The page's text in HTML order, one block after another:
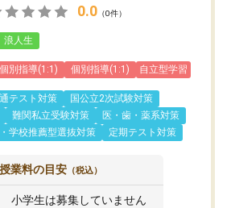
0.0 （0件）
浪人生
別指導(1:1) 個別指導(1:1) 自立型学習
テスト対策
国公立2次試験対策
難関私立受験対策
医・歯・薬系対策
学校推薦型選抜対策
定期テスト対策
授業料の目安 （税込）
小学生は募集していません